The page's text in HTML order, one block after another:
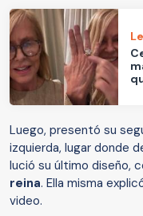
Luego, presentó su
izquierda, lugar donde
lució su último diseño,
reina. Ella misma
video.